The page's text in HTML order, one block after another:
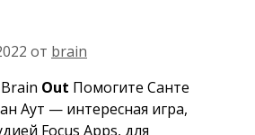
от brain
Out Помогите Санте
Аут — интересная игра,
Focus Apps, для